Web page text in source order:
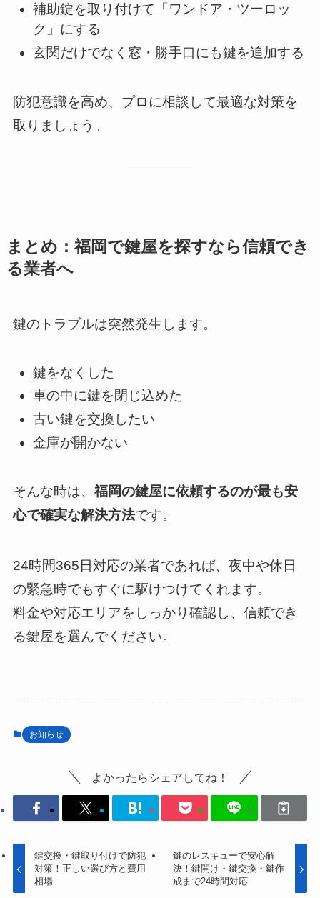
補助錠を取り付けて「ワンドア・ツーロッ
ク」にする
玄関だけでなく窓・勝手口にも鍵を追加する
防犯意識を高め、プロに相談して最適な対策を
取りましょう。
まとめ：福岡で鍵屋を探すなら信頼でき
る業者へ
鍵のトラブルは突然発生します。
鍵をなくした
車の中に鍵を閉じ込めた
古い鍵を交換したい
金庫が開かない
そんな時は、福岡の鍵屋に依頼するのが最も安
心で確実な解決方法です。
24時間365日対応の業者であれば、夜中や休日
の緊急時でもすぐに駆けつけてくれます。
料金や対応エリアをしっかり確認し、信頼でき
る鍵屋を選んでください。
お知らせ
よかったらシェアしてね！
鍵交換・鍵取り付けで防犯
対策！正しい選び方と費用
相場
鍵のレスキューで安心解
決！鍵開け・鍵交換・鍵作
成まで24時間対応